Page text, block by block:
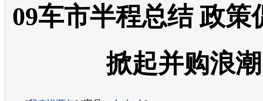
09车市半程总结 政策
掀起并购浪潮